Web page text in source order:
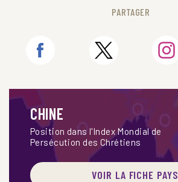
PARTAGER
CHINE
Position dans l'Index Mondial de
Persécution des Chrétiens
VOIR LA FICHE PAYS